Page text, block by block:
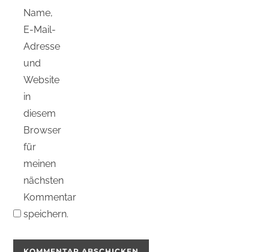
Name,
E-Mail-
Adresse
und
Website
in
diesem
Browser
für
meinen
nächsten
Kommentar
speichern.